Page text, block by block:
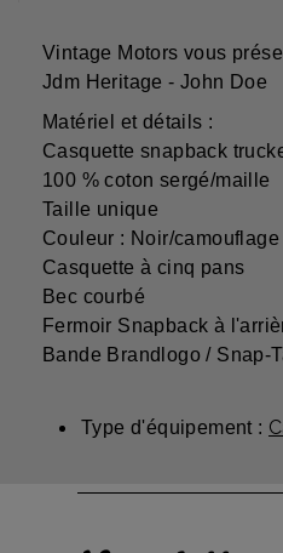
Vintage Motors vous
Jdm Heritage - John Doe
Matériel et détails :
Casquette snapback
100 % coton sergé/maille
Taille unique
Couleur : Noir/camouflage
Casquette à cinq pans
Bec courbé
Fermoir Snapback à
Bande Brandlogo / Snap-
Type d'équipement :